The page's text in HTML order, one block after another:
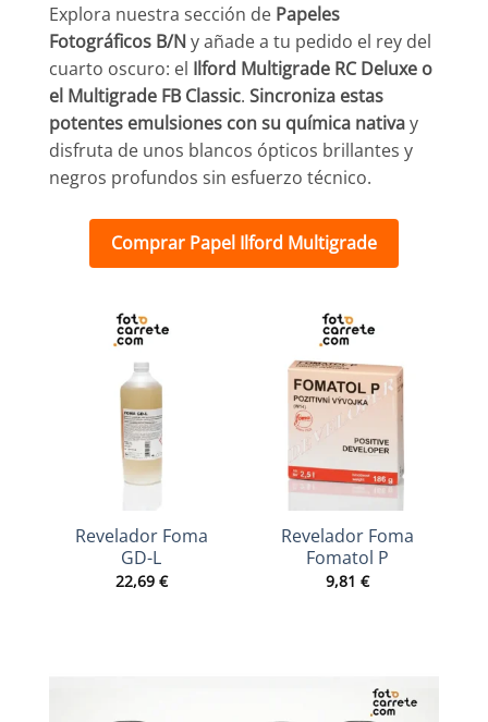
Explora nuestra sección de Papeles
Fotográficos B/Ny añade a tu pedido el rey del
cuarto oscuro: el Ilford Multigrade RC Deluxe o
el Multigrade FB Classic. Sincroniza estas
potentes emulsiones con su química nativay
disfruta de unos blancos ópticos brillantes y
negros profundos sin esfuerzo técnico.
Comprar Papel Ilford Multigrade
Revelador Foma
GD-L
22,69 €
Revelador Foma
Fomatol P
9,81 €